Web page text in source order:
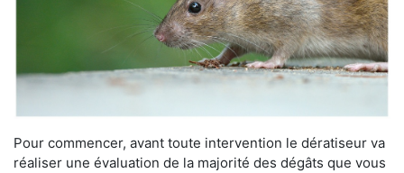
Pour commencer, avant toute intervention le dératiseur va
réaliser une évaluation de la majorité des dégâts que vous